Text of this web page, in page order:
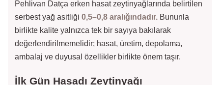
Pehlivan Datça erken hasat zeytinyağlarında belirtilen
serbest yağ asitliği 0,5–0,8 aralığındadır. Bununla
birlikte kalite yalnızca tek bir sayıya bakılarak
değerlendirilmemelidir; hasat, üretim, depolama,
ambalaj ve duyusal özellikler birlikte önem taşır.
İlk Gün Hasadı Zeytinyağı